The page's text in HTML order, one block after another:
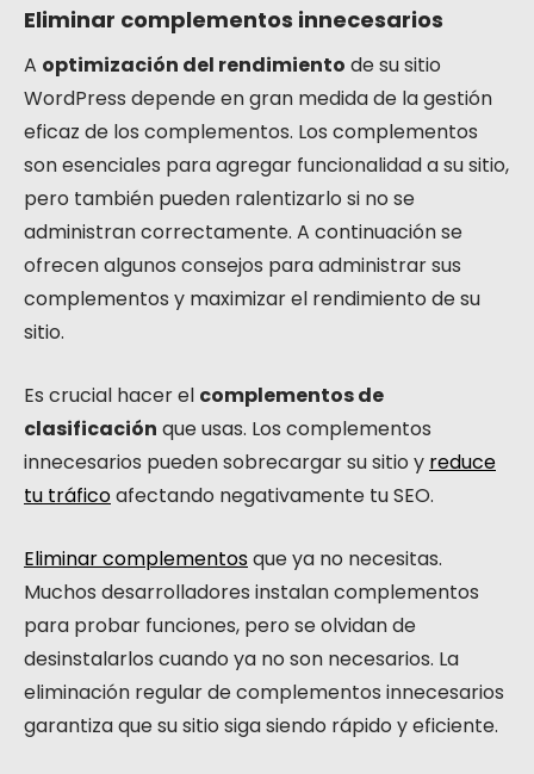
Eliminar complementos innecesarios
A optimización del rendimiento de su sitio
WordPress depende en gran medida de la gestión
eficaz de los complementos. Los complementos
son esenciales para agregar funcionalidad a su sitio,
pero también pueden ralentizarlo si no se
administran correctamente. A continuación se
ofrecen algunos consejos para administrar sus
complementos y maximizar el rendimiento de su
sitio.
Es crucial hacer el complementos de
clasificación que usas. Los complementos
innecesarios pueden sobrecargar su sitio y reduce
tu tráficoafectando negativamente tu SEO.
Eliminar complementosque ya no necesitas.
Muchos desarrolladores instalan complementos
para probar funciones, pero se olvidan de
desinstalarlos cuando ya no son necesarios. La
eliminación regular de complementos innecesarios
garantiza que su sitio siga siendo rápido y eficiente.